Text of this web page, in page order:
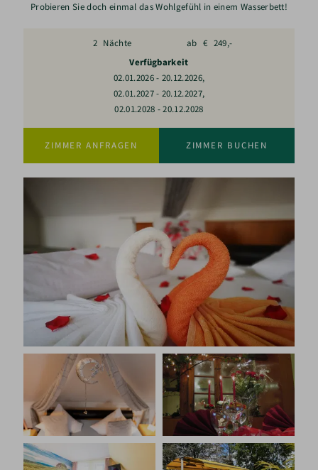
Probieren Sie doch einmal das Wohlgefühl in einem Wasserbett!
2 Nächte ab € 249,-
Verfügbarkeit
02.01.2026- 20.12.2026,
02.01.2027- 20.12.2027,
02.01.2028 -20.12.2028
ZIMMER BUCHEN
ZIMMER ANFRAGEN